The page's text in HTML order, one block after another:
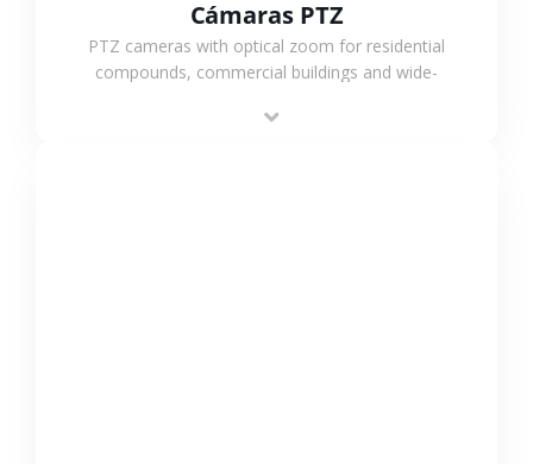
Cámaras PTZ
PTZ cameras with optical zoom for residential
compounds, commercial buildings and wide-
monitoring and flexible coverage.